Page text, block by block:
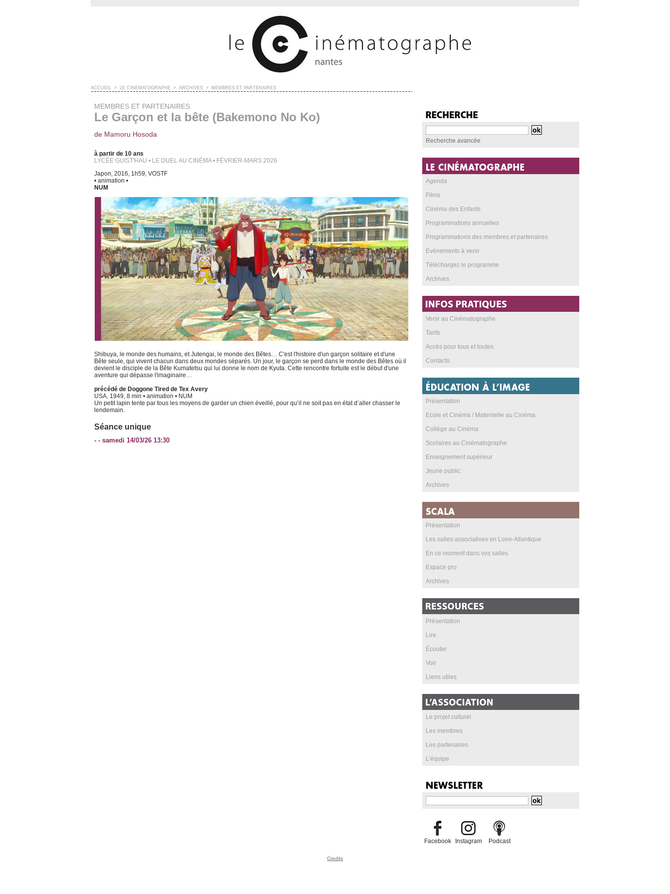
ACCUEIL > LE CINÉMATOGRAPHE > ARCHIVES > MEMBRES ET PARTENAIRES
MEMBRES ET PARTENAIRES
Le Garçon et la bête (Bakemono No Ko)
de Mamoru Hosoda
à partir de 10 ans
LYCÉE GUIST'HAU • LE DUEL AU CINÉMA • FÉVRIER-MARS 2026
Japon, 2016, 1h59, VOSTF
• animation •
NUM
Shibuya, le monde des humains, et Jutengai, le monde des Bêtes… C'est l'histoire d'un garçon solitaire et d'une
Bête seule, qui vivent chacun dans deux mondes séparés. Un jour, le garçon se perd dans le monde des Bêtes où il
devient le disciple de la Bête Kumatetsu qui lui donne le nom de Kyuta. Cette rencontre fortuite est le début d'une
aventure qui dépasse l'imaginaire…
précédé de Doggone Tired de Tex Avery
USA, 1949, 8 min • animation • NUM
Un petit lapin tente par tous les moyens de garder un chien éveillé, pour qu’il ne soit pas en état d’aller chasser le
lendemain.
Séance unique
- - samedi 14/03/26 13:30
Recherche avancée
Agenda
Films
Cinéma des Enfants
Programmations annuelles
Programmations des membres et partenaires
Evénements à venir
Téléchargez le programme
Archives
Venir au Cinématographe
Tarifs
Accès pour tous et toutes
Contacts
Présentation
Ecole et Cinéma / Maternelle au Cinéma
Collège au Cinéma
Scolaires au Cinématographe
Enseignement supérieur
Jeune public
Archives
Présentation
Les salles associatives en Loire-Atlantique
En ce moment dans vos salles
Espace pro
Archives
Présentation
Lire
Écouter
Voir
Liens utiles
Le projet culturel
Les membres
Les partenaires
L'équipe
Facebook Instagram Podcast
Credits